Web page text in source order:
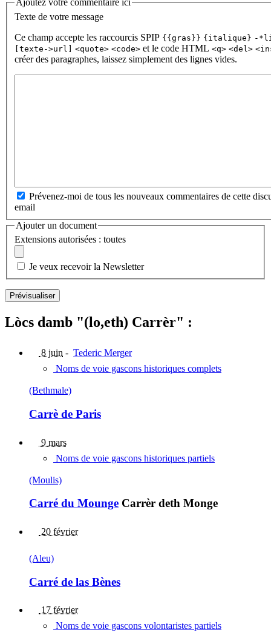
Ajoutez votre commentaire ici
Texte de votre message
Ce champ accepte les raccourcis SPIP {{gras}} {italique} -
[texte->url] <quote> <code> et le code HTML <q> <del>
créer des paragraphes, laissez simplement des lignes vides.
Prévenez-moi de tous les nouveaux commentaires de cette
email
Ajouter un document
Extensions autorisées : toutes
Je veux recevoir la Newsletter
Lòcs damb "(lo,eth) Carrèr" :
8 juin - Tederic Merger
Noms de voie gascons historiques complets
(Bethmale)
Carrè de Paris
9 mars
Noms de voie gascons historiques partiels
(Moulis)
Carré du Mounge Carrèr deth Monge
20 février
(Aleu)
Carré de las Bènes
17 février
Noms de voie gascons volontaristes partiels